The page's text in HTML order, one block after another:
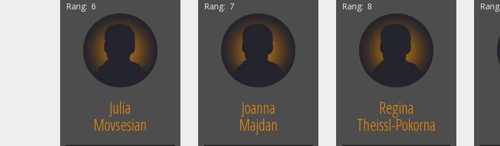
Rang 6
Julia
Movsesian
Rang 7
Joanna
Majdan
Rang 8
Regina
Theissl-Pokorna
Rang